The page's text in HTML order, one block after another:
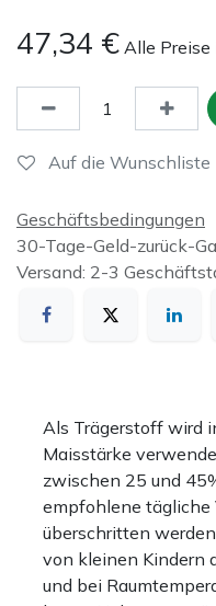
47,34 € Alle Preise
Auf die Wunschliste
Geschäftsbedingungen
30-Tage-Geld-zurück-
Versand: 2-3
Als Trägerstoff wird
Maisstärke
zwischen 25 und
empfohlene tägliche
überschritten
von kleinen Kindern
und bei